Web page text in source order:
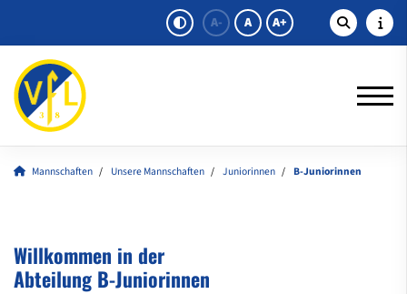
A- A A+
Mannschaften Unsere Mannschaften Juniorinnen B-Juniorinnen
Willkommen in der
Abteilung B-Juniorinnen